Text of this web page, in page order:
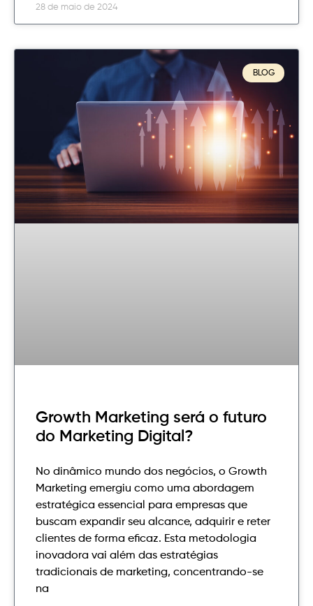
28 de maio de 2024
BLOG
Growth Marketing será o futuro
do Marketing Digital?
No dinâmico mundo dos negócios, o Growth
Marketing emergiu como uma abordagem
estratégica essencial para empresas que
buscam expandir seu alcance, adquirir e reter
clientes de forma eficaz. Esta metodologia
inovadora vai além das estratégias
tradicionais de marketing, concentrando-se
na